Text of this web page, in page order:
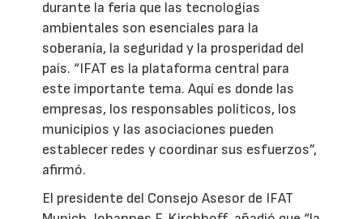
durante la feria que las tecnologías
ambientales son esenciales para la
soberanía, la seguridad y la prosperidad del
país. “IFAT es la plataforma central para
este importante tema. Aquí es donde las
empresas, los responsables políticos, los
municipios y las asociaciones pueden
establecer redes y coordinar sus esfuerzos”,
afirmó.
El presidente del Consejo Asesor de IFAT